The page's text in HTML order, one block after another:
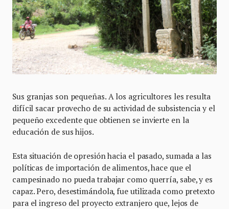
Sus granjas son pequeñas. A los agricultores les resulta
difícil sacar provecho de su actividad de subsistencia y el
pequeño excedente que obtienen se invierte en la
educación de sus hijos.
Esta situación de opresión hacia el pasado, sumada a las
políticas de importación de alimentos, hace que el
campesinado no pueda trabajar como querría, sabe, y es
capaz. Pero, desestimándola, fue utilizada como pretexto
para el ingreso del proyecto extranjero que, lejos de